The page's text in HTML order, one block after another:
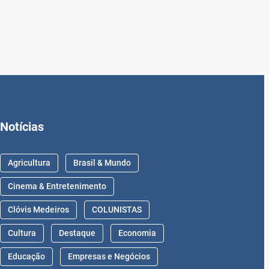
Notícias
Agricultura Brasil & Mundo
Cinema & Entretenimento
Clóvis Medeiros COLUNISTAS
Cultura Destaque Economia
Educação Empresas e Negócios